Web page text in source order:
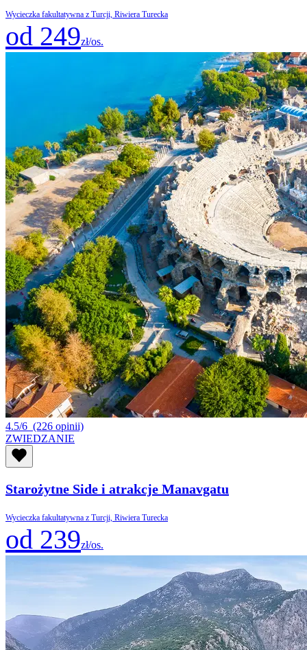
Wycieczka fakultatywna z Turcji, Riwiera Turecka
od 249zł/os.
4.5/6 (226 opinii)
ZWIEDZANIE
Starożytne Side i atrakcje Manavgatu
Wycieczka fakultatywna z Turcji, Riwiera Turecka
od 239zł/os.